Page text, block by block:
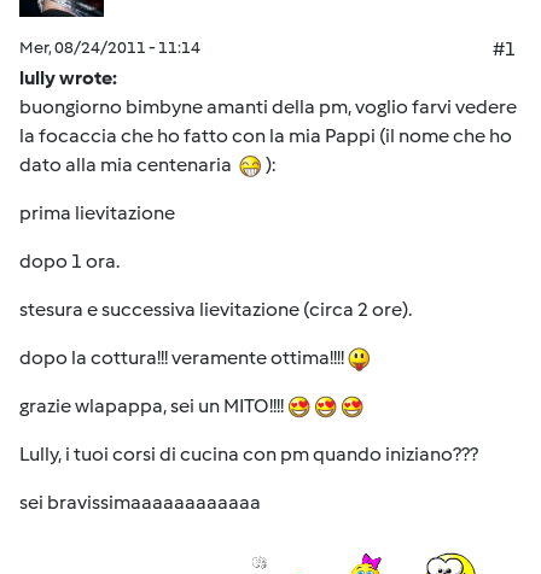
Mer, 08/24/2011 - 11:14
#1
lully wrote:
buongiorno bimbyne amanti della pm, voglio farvi vedere
la focaccia che ho fatto con la mia Pappi (il nome che ho
dato alla mia centenaria
):
prima lievitazione
dopo 1 ora.
stesura e successiva lievitazione (circa 2 ore).
dopo la cottura!!! veramente ottima!!!!
grazie wlapappa, sei un MITO!!!!
Lully, i tuoi corsi di cucina con pm quando iniziano???
sei bravissimaaaaaaaaaaaa